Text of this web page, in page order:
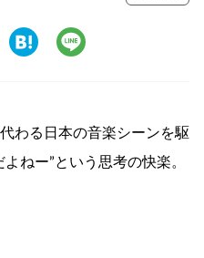
わる日本の音楽シーンを駆
ねー”という思考の快楽。